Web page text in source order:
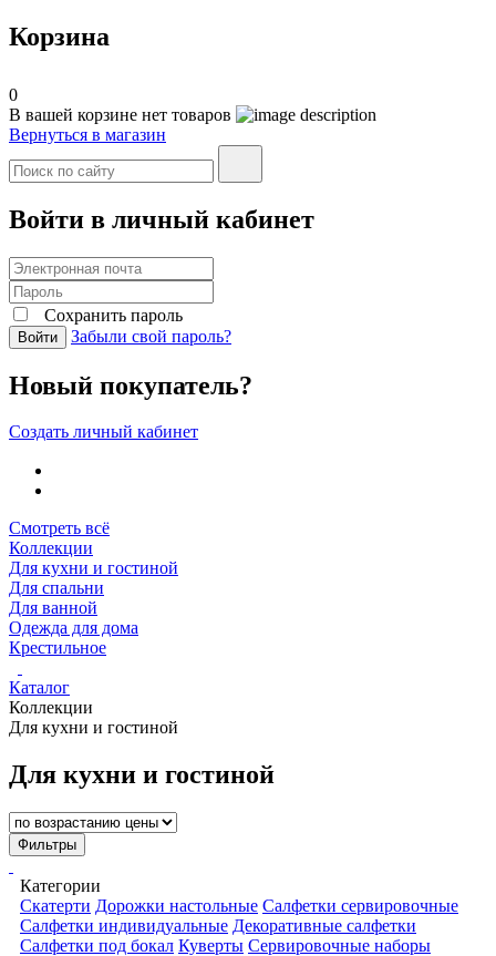
Корзина
0
В вашей корзине нет товаров
Вернуться в магазин
Войти в личный кабинет
Сохранить пароль
Войти Забыли свой пароль?
Новый покупатель?
Создать личный кабинет
Смотреть всё
Коллекции
Для кухни и гостиной
Для спальни
Для ванной
Одежда для дома
Крестильное
Каталог
Коллекции
Для кухни и гостиной
Для кухни и гостиной
Фильтры
Категории
Скатерти Дорожки настольные Салфетки сервировочные
Салфетки индивидуальные Декоративные салфетки
Салфетки под бокал Куверты Сервировочные наборы